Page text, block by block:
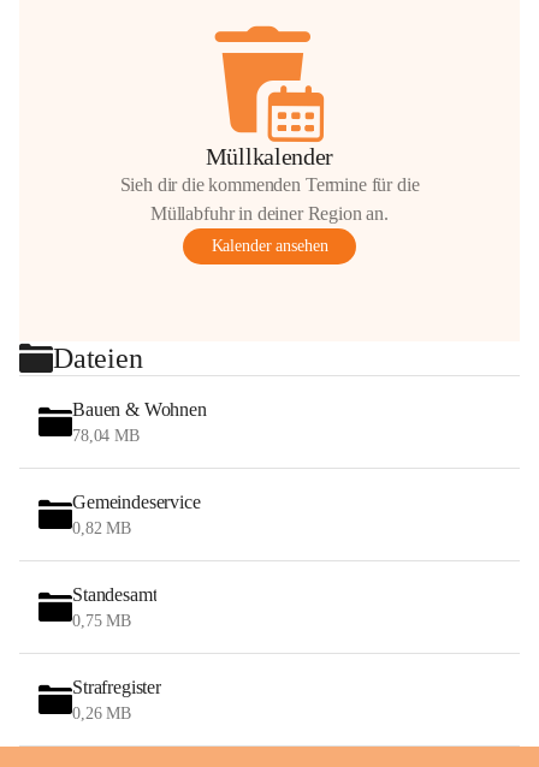
Müllkalender
Sieh dir die kommenden Termine für die
Müllabfuhr in deiner Region an.
Kalender ansehen
Dateien
Bauen & Wohnen
78,04 MB
Gemeindeservice
0,82 MB
Standesamt
0,75 MB
Strafregister
0,26 MB